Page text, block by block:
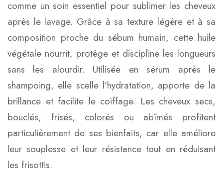
comme un soin essentiel pour sublimer les cheveux
après le lavage. Grâce à sa texture légère et à sa
composition proche du sébum humain, cette huile
végétale nourrit, protège et discipline les longueurs
sans les alourdir. Utilisée en sérum après le
shampoing, elle scelle l’hydratation, apporte de la
brillance et facilite le coiffage. Les cheveux secs,
bouclés, frisés, colorés ou abîmés profitent
particulièrement de ses bienfaits, car elle améliore
leur souplesse et leur résistance tout en réduisant
les frisottis.